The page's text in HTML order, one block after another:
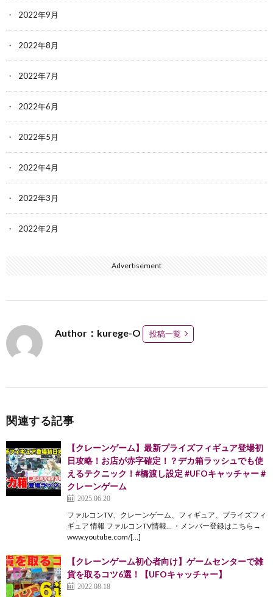
2022年9月
2022年8月
2022年7月
2022年6月
2022年5月
2022年4月
2022年3月
2022年2月
Advertisement
Author：kurege-O 投稿一覧
関連する記事
【クレーンゲーム】最新プライズフィギュア登場初
日攻略！お店が赤字確定！？デカ箱ラッシュでも使
えるテクニック！#橋渡し設定 #UFOキャッチャー #
クレーンゲーム
2025.06.20
ファルコンTV、クレーンゲーム、フィギュア、プライズフィ
ギュア 情報 ファルコンTV情報… ・メンバー登録はこちら→
www.youtube.com/[…]
【クレーンゲーム初心者向け】ゲームセンターで雑
貨を取るコツ6選！【UFOキャッチャー】
2022.08.18